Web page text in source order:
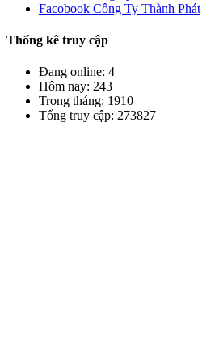
Facobook Công Ty Thành Phát
Thống kê truy cập
Đang online: 4
Hôm nay: 243
Trong tháng: 1910
Tổng truy cập: 273827